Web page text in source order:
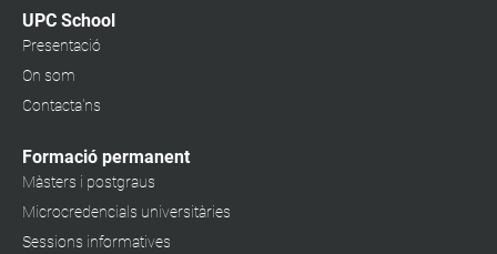
UPC School
Presentació
On som
Contacta'ns
Formació permanent
Màsters i postgraus
Microcredencials universitàries
Sessions informatives